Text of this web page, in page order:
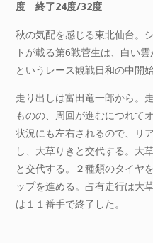
度 終了24度/32度
秋の気配を感じる東北仙台。
トが載る第6戦菅生は、白い
というレース観戦日和の中開
走り出しは富田竜一郎から。
ものの、周回が進むにつれて
状況にも左右されるので、リ
し、大草りきと交代する。大
と交代する。２種類のタイヤ
ップを進める。占有走行は大
は１１番手で終了した。